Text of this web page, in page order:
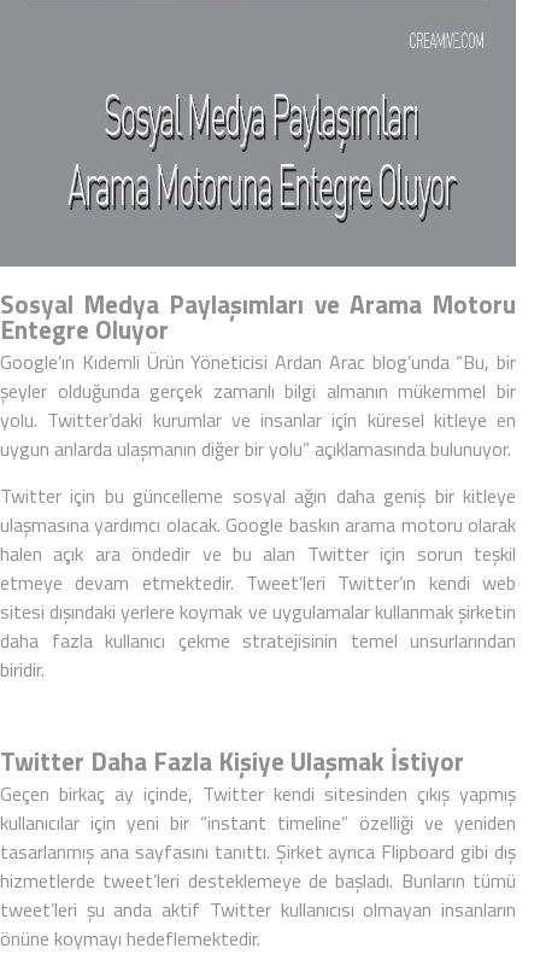
Sosyal Medya Paylaşımları ve Arama Motoru
Entegre Oluyor
Google’ın Kıdemli Ürün Yöneticisi Ardan Arac blog’unda “Bu, bir
şeyler olduğunda gerçek zamanlı bilgi almanın mükemmel bir
yolu. Twitter’daki kurumlar ve insanlar için küresel kitleye en
uygun anlarda ulaşmanın diğer bir yolu” açıklamasında bulunuyor.
Twitter için bu güncelleme sosyal ağın daha geniş bir kitleye
ulaşmasına yardımcı olacak. Google baskın arama motoru olarak
halen açık ara öndedir ve bu alan Twitter için sorun teşkil
etmeye devam etmektedir. Tweet’leri Twitter’ın kendi web
sitesi dışındaki yerlere koymak ve uygulamalar kullanmak şirketin
daha fazla kullanıcı çekme stratejisinin temel unsurlarından
biridir.
Twitter Daha Fazla Kişiye Ulaşmak İstiyor
Geçen birkaç ay içinde, Twitter kendi sitesinden çıkış yapmış
kullanıcılar için yeni bir “instant timeline” özelliği ve yeniden
tasarlanmış ana sayfasını tanıttı. Şirket ayrıca Flipboard gibi dış
hizmetlerde tweet’leri desteklemeye de başladı. Bunların tümü
tweet’leri şu anda aktif Twitter kullanıcısı olmayan insanların
önüne koymayı hedeflemektedir.